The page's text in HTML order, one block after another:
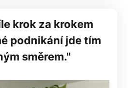
krok za krokem
podnikání jde tím
směrem."